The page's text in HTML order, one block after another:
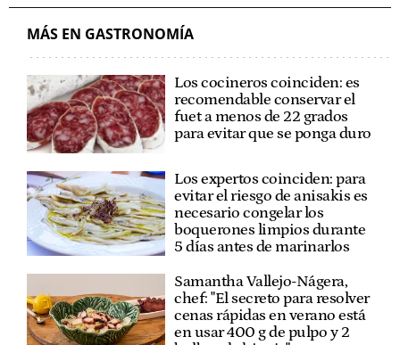
MÁS EN GASTRONOMÍA
Los cocineros coinciden: es
recomendable conservar el
fuet a menos de 22 grados
para evitar que se ponga duro
Los expertos coinciden: para
evitar el riesgo de anisakis es
necesario congelar los
boquerones limpios durante
5 días antes de marinarlos
Samantha Vallejo-Nágera,
chef: "El secreto para resolver
cenas rápidas en verano está
en usar 400 g de pulpo y 2